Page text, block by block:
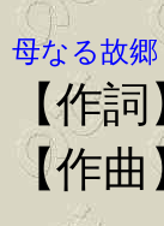
母なる故郷
【作
【作